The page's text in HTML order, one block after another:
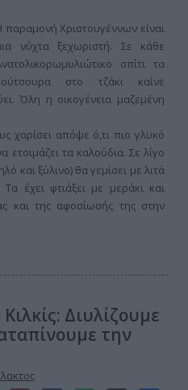
παραμονή Χριστουγέννων είναι
νύχτα ξεχωριστή. Σε κάθε
σπίτι τα
στο τζάκι καίνε
Όλη η οικογένεια μαζεμένη
χαρίσει απόψε ό,τι πιο γλυκό
ετοιμάζει τα καλούδια. Σε λίγο
και ξύλινο) θα γεμίσει με λιτά
έχει φτιάξει με μεράκι και
και της αφοσίωσής της στην
Διυλίζουμε
την